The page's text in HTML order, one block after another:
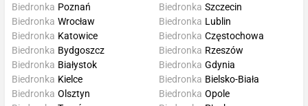
Biedronka Poznań
Biedronka Wrocław
Biedronka Szczecin
Biedronka Lublin
Biedronka Katowice
Biedronka Bydgoszcz
Biedronka Białystok
Biedronka Kielce
Biedronka Częstochowa
Biedronka Rzeszów
Biedronka Gdynia
Biedronka Bielsko-Biała
Biedronka Olsztyn
Biedronka Opole